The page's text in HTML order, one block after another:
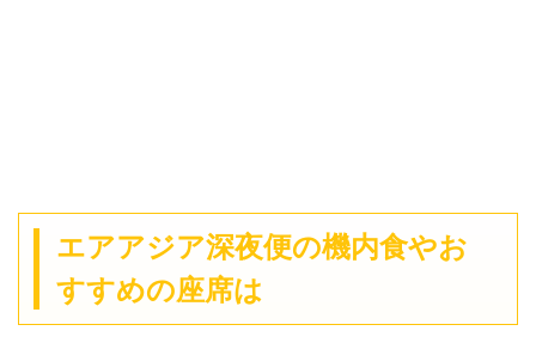
エアアジア深夜便の機内食やお
すすめの座席は